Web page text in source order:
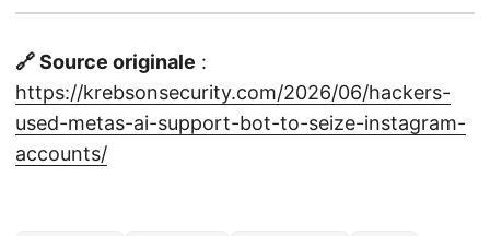
🔗 Source originale :
https://krebsonsecurity.com/2026/06/hackers-
used-metas-ai-support-bot-to-seize-instagram-
accounts/